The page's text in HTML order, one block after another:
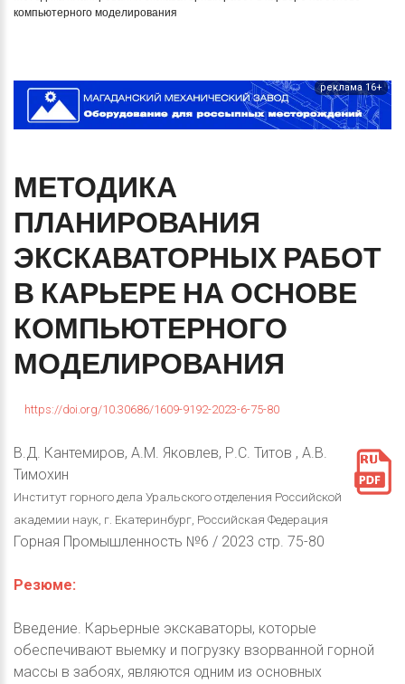
компьютерного моделирования
реклама 16+
МЕТОДИКА
ПЛАНИРОВАНИЯ
ЭКСКАВАТОРНЫХ РАБОТ
В КАРЬЕРЕ НА ОСНОВЕ
КОМПЬЮТЕРНОГО
МОДЕЛИРОВАНИЯ
https://doi.org/10.30686/1609-9192-2023-6-75-80
В.Д. Кантемиров, А.М. Яковлев, Р.С. Титов , А.В.
Тимохин
Институт горного дела Уральского отделения Российской
академии наук, г. Екатеринбург, Российская Федерация
Горная Промышленность №6 / 2023 стр. 75-80
Резюме:
Введение. Карьерные экскаваторы, которые
обеспечивают выемку и погрузку взорванной горной
массы в забоях, являются одним из основных